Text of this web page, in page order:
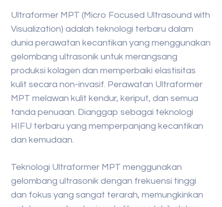
Ultraformer MPT (Micro Focused Ultrasound with
Visualization) adalah teknologi terbaru dalam
dunia perawatan kecantikan yang menggunakan
gelombang ultrasonik untuk merangsang
produksi kolagen dan memperbaiki elastisitas
kulit secara non-invasif. Perawatan Ultraformer
MPT melawan kulit kendur, keriput, dan semua
tanda penuaan. Dianggap sebagai teknologi
HIFU terbaru yang memperpanjang kecantikan
dan kemudaan.
Teknologi Ultraformer MPT menggunakan
gelombang ultrasonik dengan frekuensi tinggi
dan fokus yang sangat terarah, memungkinkan